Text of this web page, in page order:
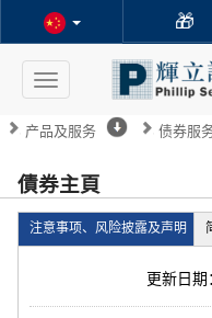
🎁
Toggle
navigation
产品及服务 债券服
債券主頁
注意事项、风险披露及声明
更新日